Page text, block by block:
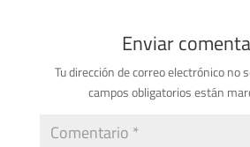
Enviar
Tu dirección de correo electrónico no
campos obligatorios están